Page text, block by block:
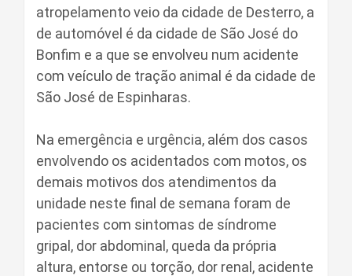
atropelamento veio da cidade de Desterro, a
de automóvel é da cidade de São José do
Bonfim e a que se envolveu num acidente
com veículo de tração animal é da cidade de
São José de Espinharas.
Na emergência e urgência, além dos casos
envolvendo os acidentados com motos, os
demais motivos dos atendimentos da
unidade neste final de semana foram de
pacientes com sintomas de síndrome
gripal, dor abdominal, queda da própria
altura, entorse ou torção, dor renal, acidente